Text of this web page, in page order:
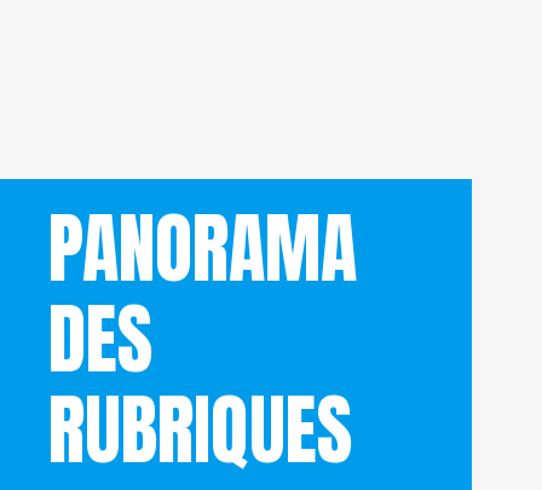
PANORAMA
DES
RUBRIQUES